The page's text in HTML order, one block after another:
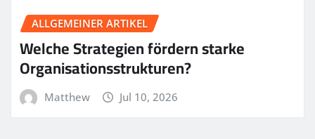
ALLGEMEINER ARTIKEL
Welche Strategien fördern starke
Organisationsstrukturen?
Matthew Jul 10, 2026